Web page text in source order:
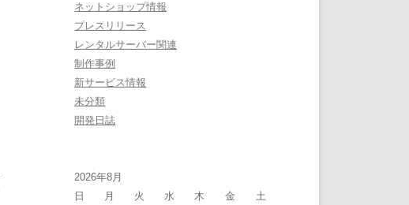
ネットショップ情報
プレスリリース
レンタルサーバー関連
制作事例
新サービス情報
未分類
開発日誌
2026年8月
日
月 火 水 木 金
土